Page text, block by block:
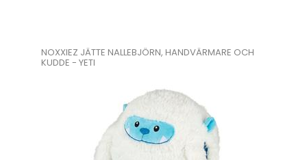
NOXXIEZ JÄTTE NALLEBJÖRN, HANDVÄRMARE OCH
KUDDE - YETI